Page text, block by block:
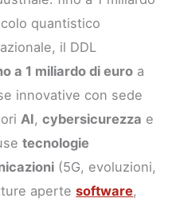
quantistico
il DDL
a 1 miliardo di euro a
innovative con sede
AI,cybersicurezza e
tecnologie
(5G, evoluzioni,
apertesoftware,